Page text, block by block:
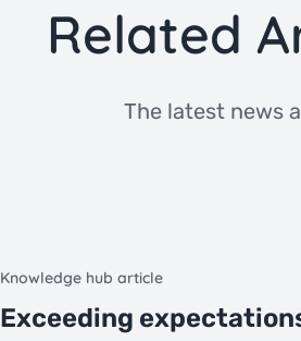
Related
The latest news
Knowledge hub article
Exceeding